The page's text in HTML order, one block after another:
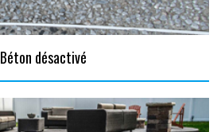
Béton désactivé